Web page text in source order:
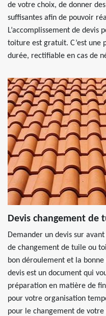
de votre choix, de donner
suffisantes afin de pouvoir
L’accomplissement de devis
toiture est gratuit. C’est une
durée, rectifiable en cas de
Devis changement de
Demander un devis sur
de changement de tuile ou
bon déroulement et la
devis est un document qui
préparation en matière de
pour votre organisation
pour le changement de